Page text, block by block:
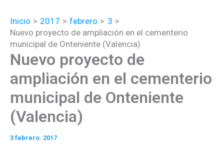
Inicio 2017 febrero
3
Nuevo proyecto de ampliación en el cementerio
municipal de Onteniente (Valencia)
Nuevo proyecto de
ampliación en el cementerio
municipal de Onteniente
(Valencia)
3 febrero. 2017